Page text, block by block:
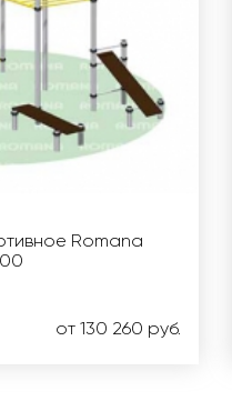
Romana
от 130 260 руб.